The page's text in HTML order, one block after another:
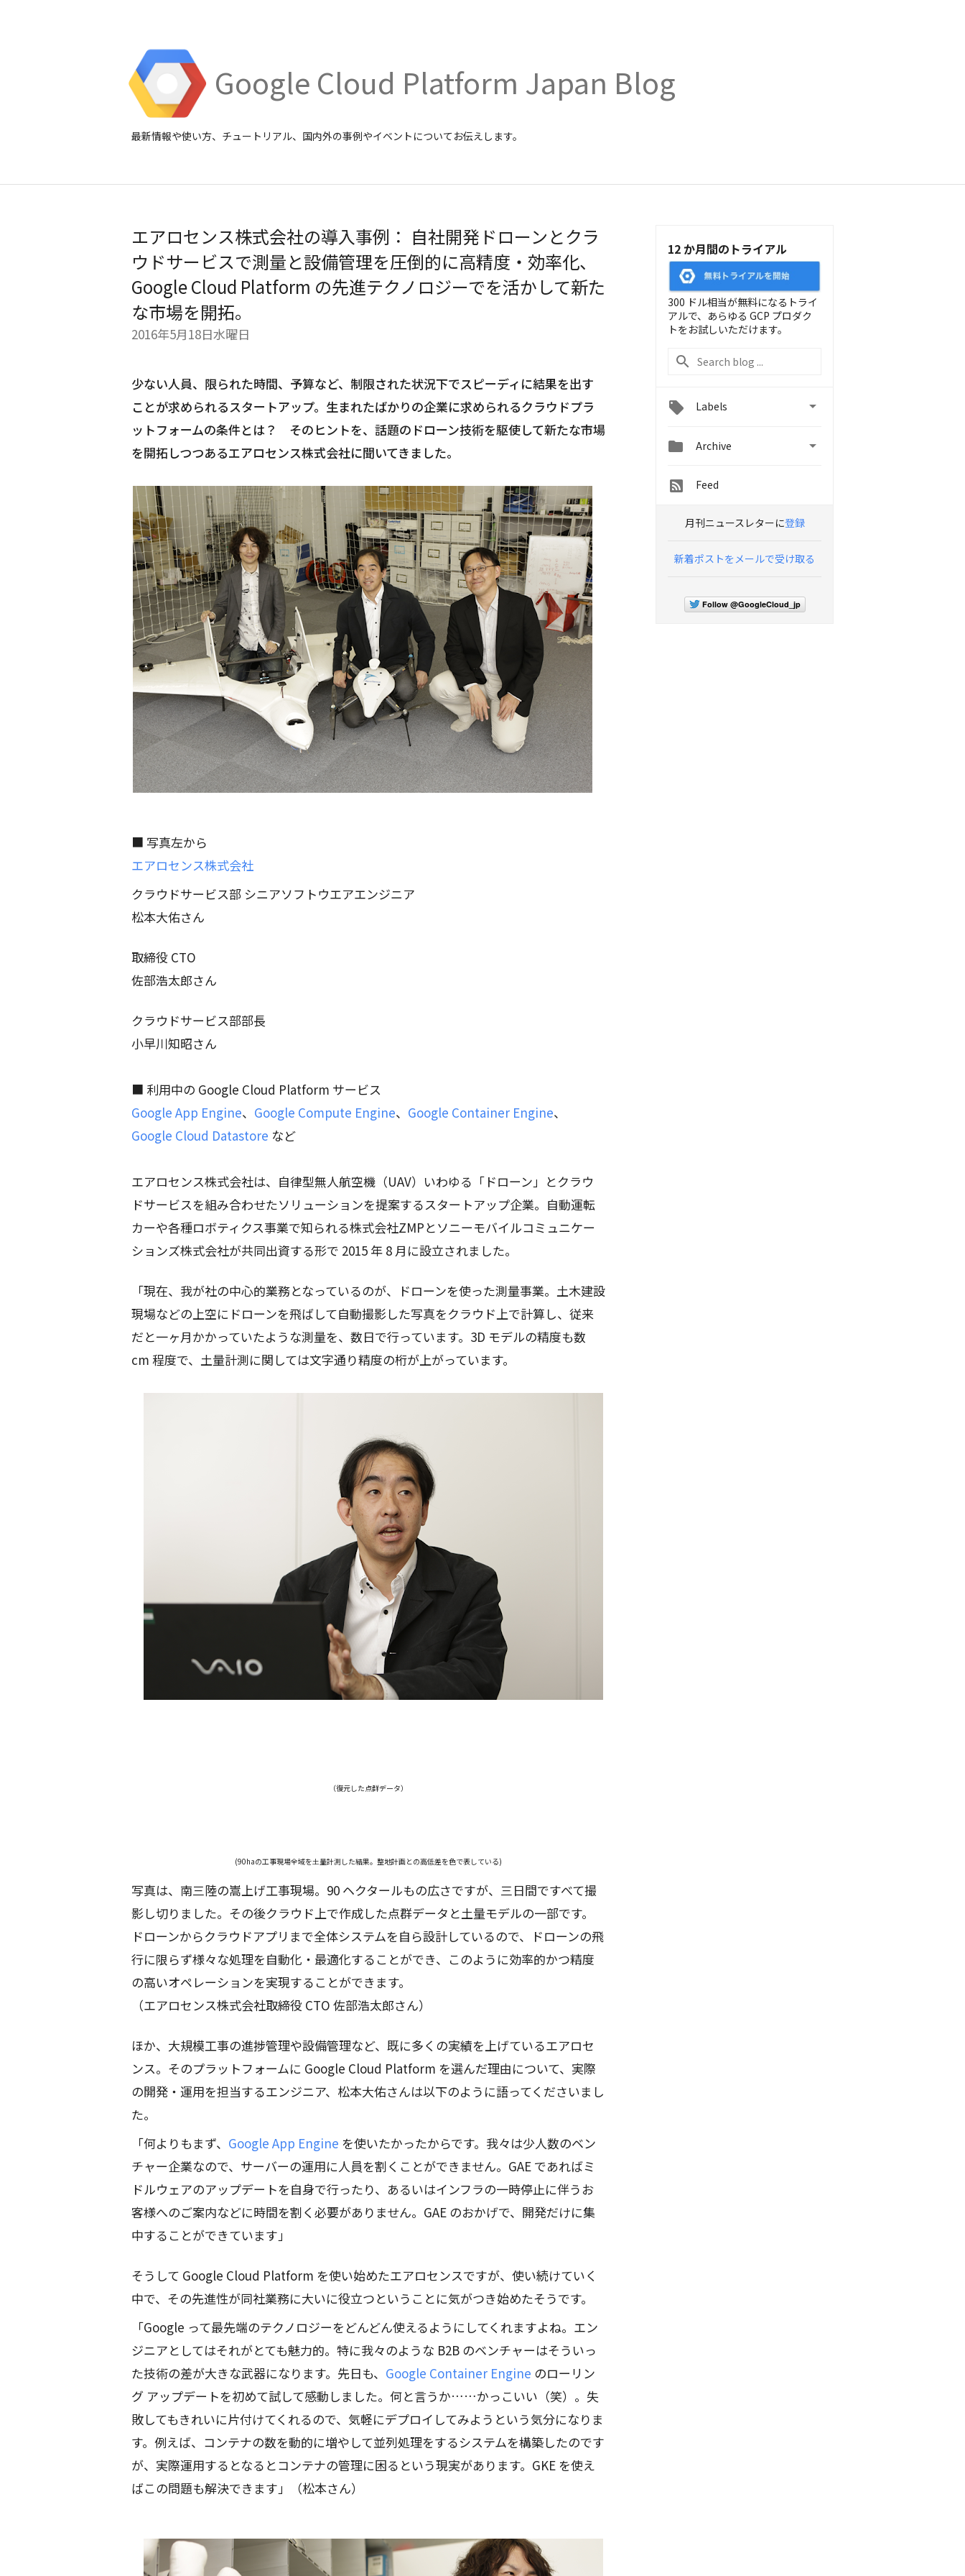
Google Cloud Platform Japan Blog
最新情報や使い方、チュートリアル、国内外の事例やイベントについてお伝えします。
エアロセンス株式会社の導入事例： 自社開発ドローンとクラ
ウドサービスで測量と設備管理を圧倒的に高精度・効率化、
Google Cloud Platform の先進テクノロジーでを活かして新た
な市場を開拓。
2016年5月18日水曜日
少ない人員、限られた時間、予算など、制限された状況下でスピーディに結果を出す
ことが求められるスタートアップ。生まれたばかりの企業に求められるクラウドプラ
ットフォームの条件とは？ そのヒントを、話題のドローン技術を駆使して新たな市場
を開拓しつつあるエアロセンス株式会社に聞いてきました。
■ 写真左から
エアロセンス株式会社
クラウドサービス部 シニアソフトウエアエンジニア
松本大佑さん
取締役 CTO
佐部浩太郎さん
クラウドサービス部部長
小早川知昭さん
■ 利用中の Google Cloud Platform サービス
Google App Engine、 Google Compute Engine、 Google Container Engine、
Google Cloud Datastore など
エアロセンス株式会社は、自律型無人航空機（UAV）いわゆる「ドローン」とクラウ
ドサービスを組み合わせたソリューションを提案するスタートアップ企業。自動運転
カーや各種ロボティクス事業で知られる株式会社ZMPとソニーモバイルコミュニケー
ションズ株式会社が共同出資する形で 2015 年 8 月に設立されました。
「現在、我が社の中心的業務となっているのが、ドローンを使った測量事業。土木建設
現場などの上空にドローンを飛ばして自動撮影した写真をクラウド上で計算し、従来
だと一ヶ月かかっていたような測量を、数日で行っています。3D モデルの精度も数
cm 程度で、土量計測に関しては文字通り精度の桁が上がっています。
（復元した点群データ）
(90haの工事現場全域を土量計測した結果。整地計画との高低差を色で表している)
写真は、南三陸の嵩上げ工事現場。90 ヘクタールもの広さですが、三日間ですべて撮
影し切りました。その後クラウド上で作成した点群データと土量モデルの一部です。
ドローンからクラウドアプリまで全体システムを自ら設計しているので、ドローンの飛
行に限らず様々な処理を自動化・最適化することができ、このように効率的かつ精度
の高いオペレーションを実現することができます。
（エアロセンス株式会社取締役 CTO 佐部浩太郎さん）
ほか、大規模工事の進捗管理や設備管理など、既に多くの実績を上げているエアロセ
ンス。そのプラットフォームに Google Cloud Platform を選んだ理由について、実際
の開発・運用を担当するエンジニア、松本大佑さんは以下のように語ってくださいまし
た。
「何よりもまず、 Google App Engine を使いたかったからです。我々は少人数のベン
チャー企業なので、サーバーの運用に人員を割くことができません。GAE であればミ
ドルウェアのアップデートを自身で行ったり、あるいはインフラの一時停止に伴うお
客様へのご案内などに時間を割く必要がありません。GAE のおかげで、開発だけに集
中することができています」
そうして Google Cloud Platform を使い始めたエアロセンスですが、使い続けていく
中で、その先進性が同社業務に大いに役立つということに気がつき始めたそうです。
「Google って最先端のテクノロジーをどんどん使えるようにしてくれますよね。エン
ジニアとしてはそれがとても魅力的。特に我々のような B2B のベンチャーはそういっ
た技術の差が大きな武器になります。先日も、 Google Container Engine のローリン
グ アップデートを初めて試して感動しました。何と言うか……かっこいい（笑）。失
敗してもきれいに片付けてくれるので、気軽にデプロイしてみようという気分になりま
す。例えば、コンテナの数を動的に増やして並列処理をするシステムを構築したのです
が、実際運用するとなるとコンテナの管理に困るという現実があります。GKE を使え
ばこの問題も解決できます」（松本さん）
12 か月間のトライアル
300 ドル相当が無料になるトライ
アルで、あらゆる GCP プロダク
トをお試しいただけます。
Labels 
 Archive 
Feed
月刊ニュースレターに登録
新着ポストをメールで受け取る
Follow @GoogleCloud_jp